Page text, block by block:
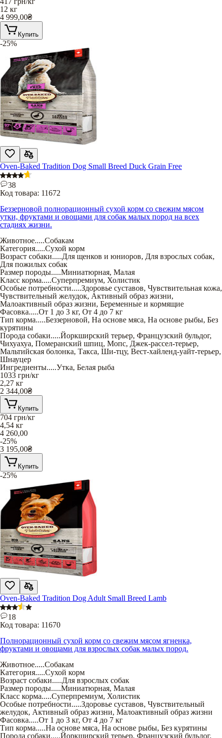
12 кг
4 999,00₴
Купить
-25%
Oven-Baked Tradition Dog Small Breed Duck Grain Free
38
Код товара: 11672
Беззерновой полнорационный сухой корм со свежим мясом
утки, фруктами и овощами для собак малых пород на всех
стадиях жизни.
Животное.....Собакам
Категория.....Сухой корм
Возраст собаки.....Для щенков и юниоров, Для взрослых собак,
Для пожилых собак
Размер породы.....Миниатюрная, Малая
Класс корма.....Суперпремиум, Холистик
Особые потребности.....Здоровье суставов, Чувствительная кожа,
Чувствительный желудок, Активный образ жизни,
Малоактивный образ жизни, Беременные и кормящие
Фасовка.....От 1 до 3 кг, От 4 до 7 кг
Тип корма.....Беззерновой, На основе мяса, На основе рыбы, Без
курятины
Порода собаки.....Йоркширский терьер, Французский бульдог,
Чихуахуа, Померанский шпиц, Мопс, Джек-рассел-терьер,
Мальтийская болонка, Такса, Ши-тцу, Вест-хайленд-уайт-терьер,
Шнауцер
Ингредиенты.....Утка, Белая рыба
1033 грн/кг
2,27 кг
2 344,00₴
Купить
704 грн/кг
4,54 кг
4 260,00
-25%
3 195,00₴
Купить
-25%
Oven-Baked Tradition Dog Adult Small Breed Lamb
18
Код товара: 11670
Полнорационный сухой корм со свежим мясом ягненка,
фруктами и овощами для взрослых собак малых пород.
Животное.....Собакам
Категория.....Сухой корм
Возраст собаки.....Для взрослых собак
Размер породы.....Миниатюрная, Малая
Класс корма.....Суперпремиум, Холистик
Особые потребности.....Здоровье суставов, Чувствительный
желудок, Активный образ жизни, Малоактивный образ жизни
Фасовка.....От 1 до 3 кг, От 4 до 7 кг
Тип корма.....На основе мяса, На основе рыбы, Без курятины
Порода собаки.....Йоркширский терьер, Французский бульдог,